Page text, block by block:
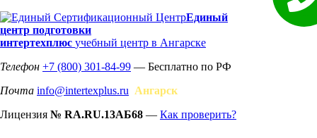
Единый
центр подготовки
интертехплюс учебный центр в Ангарске
Телефон +7 (800) 301-84-99 — Бесплатно по РФ
Почта info@intertexplus.ru Ангарск
Лицензия № RA.RU.13АБ68 — Как проверить?